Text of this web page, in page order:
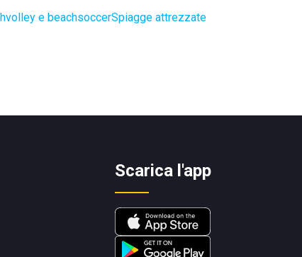
e beachsoccerSpiagge attrezzate
Scarica l'app